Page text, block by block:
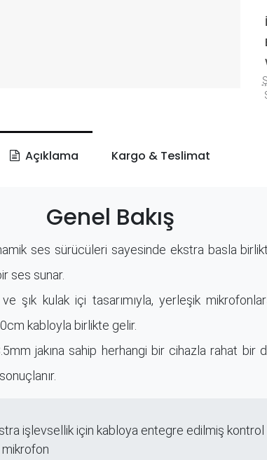
Açıklama Kargo & Teslimat
Genel Bakış
ses sürücüleri sayesinde ekstra basla
ses sunar.
şık kulak içi tasarımıyla, yerleşik
kabloyla birlikte gelir.
jakına sahip herhangi bir cihazla rahat bir
işlevsellik için kabloya entegre edilmiş